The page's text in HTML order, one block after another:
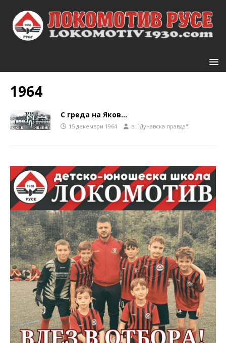
1964
С греда на Яков…
15 декември 1964 в. "Дунавска правда"